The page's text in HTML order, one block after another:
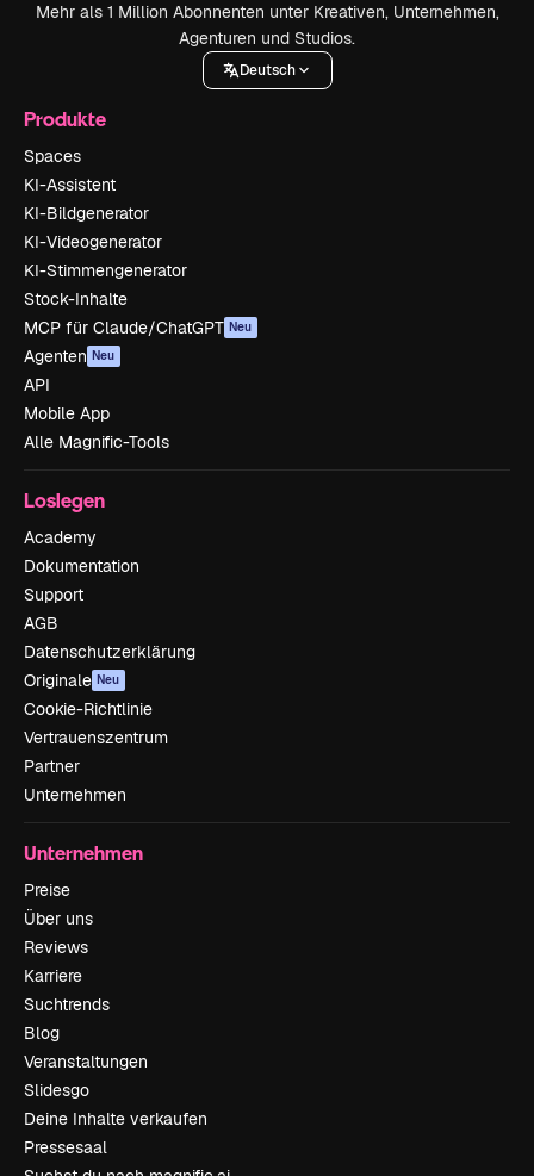
Mehr als 1 Million Abonnenten unter Kreativen, Unternehmen,
Agenturen und Studios.
Deutsch
Produkte
Spaces
KI-Assistent
KI-Bildgenerator
KI-Videogenerator
KI-Stimmengenerator
Stock-Inhalte
MCP für Claude/ChatGPT Neu
Agenten Neu
API
Mobile App
Alle Magnific-Tools
Loslegen
Academy
Dokumentation
Support
AGB
Datenschutzerklärung
Originale Neu
Cookie-Richtlinie
Vertrauenszentrum
Partner
Unternehmen
Unternehmen
Preise
Über uns
Reviews
Karriere
Suchtrends
Blog
Veranstaltungen
Slidesgo
Deine Inhalte verkaufen
Pressesaal